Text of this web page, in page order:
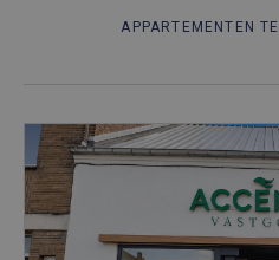
APPARTEMENTEN